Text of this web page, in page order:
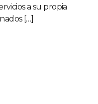
a su propia
[…]